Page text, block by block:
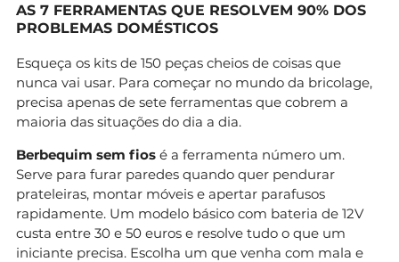
AS 7 FERRAMENTAS QUE RESOLVEM 90% DOS
PROBLEMAS DOMÉSTICOS
Esqueça os kits de 150 peças cheios de coisas que
nunca vai usar. Para começar no mundo da bricolage,
precisa apenas de sete ferramentas que cobrem a
maioria das situações do dia a dia.
Berbequim sem fios é a ferramenta número um.
Serve para furar paredes quando quer pendurar
prateleiras, montar móveis e apertar parafusos
rapidamente. Um modelo básico com bateria de 12V
custa entre 30 e 50 euros e resolve tudo o que um
iniciante precisa. Escolha um que venha com mala e